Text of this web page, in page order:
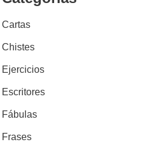
Cartas
Chistes
Ejercicios
Escritores
Fábulas
Frases